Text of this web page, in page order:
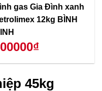
gas Gia Đình xanh
12kg BÌNH
45kg